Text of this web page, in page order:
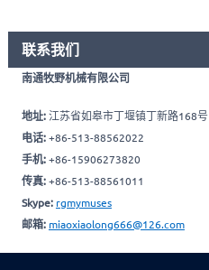
联系我们
南通牧野机械有限公司
地址:江苏省如皋市丁堰镇丁新路168号
电话: +86-513-88562022
手机:+86-15906273820
传真:+86-513-88561011
Skype: rgmymuses
邮箱: miaoxiaolong666@126.com